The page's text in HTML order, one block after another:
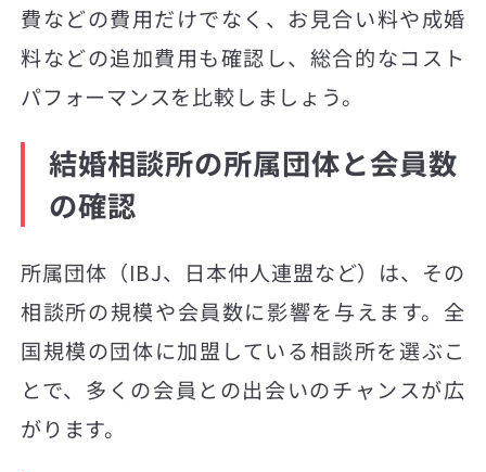
費などの費用だけでなく、お見合い料や成婚
料などの追加費用も確認し、総合的なコスト
パフォーマンスを比較しましょう。
結婚相談所の所属団体と会員数
の確認
所属団体（IBJ、日本仲人連盟など）は、その
相談所の規模や会員数に影響を与えます。全
国規模の団体に加盟している相談所を選ぶこ
とで、多くの会員との出会いのチャンスが広
がります。